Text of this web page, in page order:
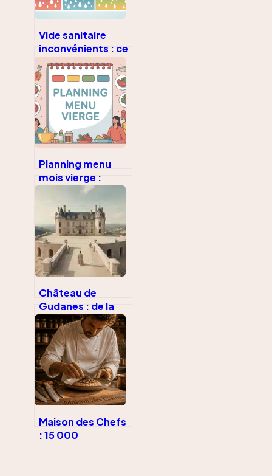
Vide sanitaire
inconvénients : ce
qu’il faut
vraiment savoir
avant de décider
Planning menu
mois vierge :
imprimer et
méthode simple
Château de
Gudanes : de la
ruine oubliée à la
renaissance
architecturale
Maison des Chefs
: 15 000